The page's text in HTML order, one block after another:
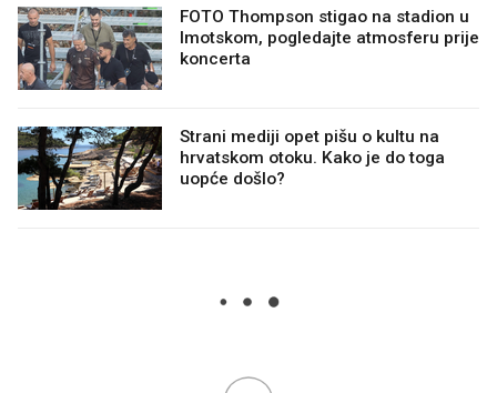
FOTO Thompson stigao na stadion u
Imotskom, pogledajte atmosferu prije
koncerta
Strani mediji opet pišu o kultu na
hrvatskom otoku. Kako je do toga
uopće došlo?